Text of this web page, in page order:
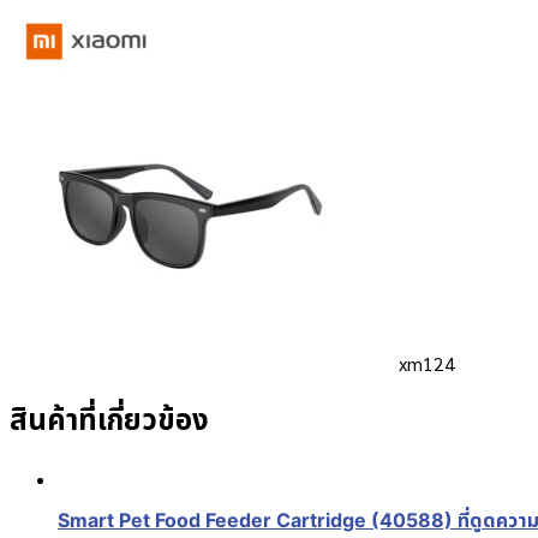
xm124
สินค้าที่เกี่ยวข้อง
Smart Pet Food Feeder Cartridge (40588) ที่ดูดความ